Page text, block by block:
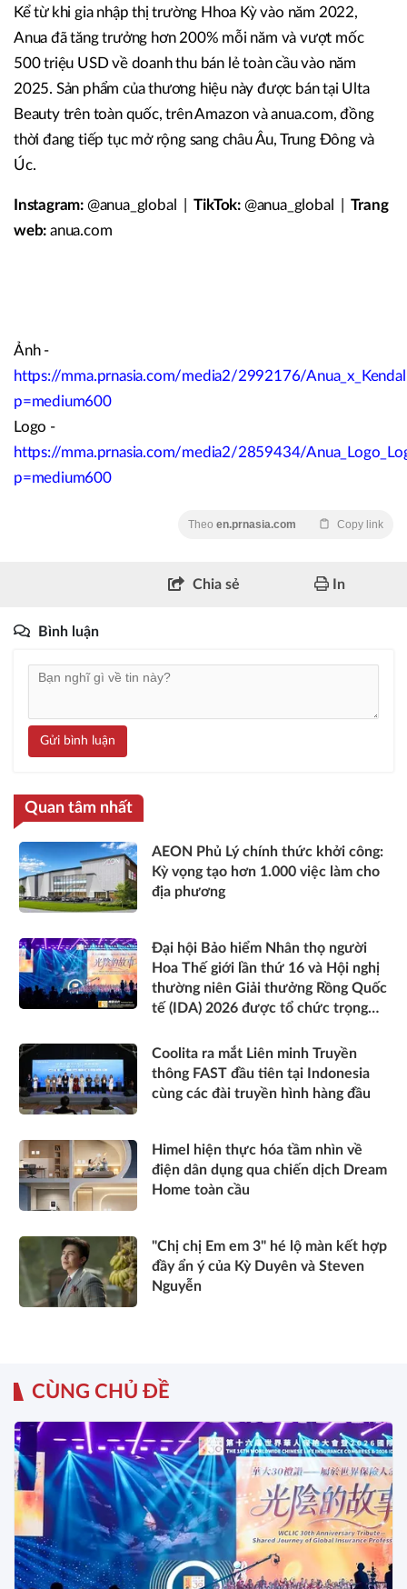
Kể từ khi gia nhập thị trường Hhoa Kỳ vào năm 2022,
Anua đã tăng trưởng hơn 200% mỗi năm và vượt mốc
500 triệu USD về doanh thu bán lẻ toàn cầu vào năm
2025. Sản phẩm của thương hiệu này được bán tại Ulta
Beauty trên toàn quốc, trên Amazon và anua.com, đồng
thời đang tiếp tục mở rộng sang châu Âu, Trung Đông và
Úc.
Instagram: @anua_global |TikTok: @anua_global |Trang
web: anua.com
Ảnh -
https://mma.prnasia.com/media2/2992176/
p=medium600
Logo -
https://mma.prnasia.com/media2/2859434/
p=medium600
Theo en.prnasia.com Copy link
Chia sẻ In
Bình luận
Gửi bình luận
Quan tâm nhất
AEON Phủ Lý chính thức khởi công:
Kỳ vọng tạo hơn 1.000 việc làm cho
địa phương
Đại hội Bảo hiểm Nhân thọ người
Hoa Thế giới lần thứ 16 và Hội nghị
thường niên Giải thưởng Rồng Quốc
tế (IDA) 2026 được tổ chức trọng
Coolita ra mắt Liên minh Truyền
thông FAST đầu tiên tại Indonesia
cùng các đài truyền hình hàng đầu
Himel hiện thực hóa tầm nhìn về
điện dân dụng qua chiến dịch Dream
Home toàn cầu
"Chị chị Em em 3" hé lộ màn kết hợp
đầy ẩn ý của Kỳ Duyên và Steven
Nguyễn
CÙNG CHỦ ĐỀ